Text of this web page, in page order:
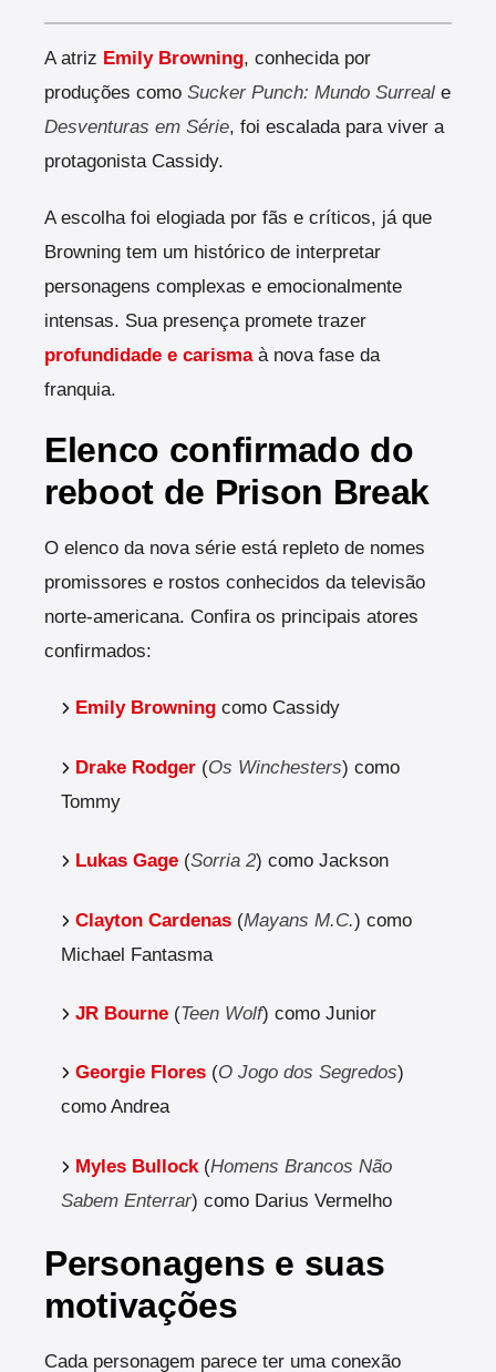
A atriz Emily Browning, conhecida por
produções como Sucker Punch: Mundo Surreal e
Desventuras em Série, foi escalada para viver a
protagonista Cassidy.
A escolha foi elogiada por fãs e críticos, já que
Browning tem um histórico de interpretar
personagens complexas e emocionalmente
intensas. Sua presença promete trazer
profundidade e carismaà nova fase da
franquia.
Elenco confirmado do
reboot de Prison Break
O elenco da nova série está repleto de nomes
promissores e rostos conhecidos da televisão
norte-americana. Confira os principais atores
confirmados:
Emily Browning como Cassidy
Drake Rodger (Os Winchesters) como
Tommy
Lukas Gage (Sorria 2) como Jackson
Clayton Cardenas (Mayans M.C.) como
Michael Fantasma
JR Bourne (Teen Wolf) como Junior
Georgie Flores (O Jogo dos Segredos)
como Andrea
Myles Bullock (Homens Brancos Não
Sabem Enterrar) como Darius Vermelho
Personagens e suas
motivações
Cada personagem parece ter uma conexão